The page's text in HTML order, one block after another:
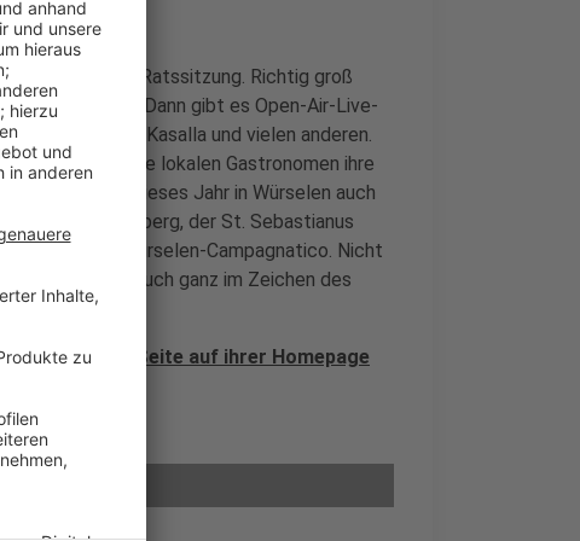
Jubiläums-Ratssitzung. Richtig groß
und 16. Juni. Dann gibt es Open-Air-Live-
Bläck Fööss, Kasalla und vielen anderen.
bieten die lokalen Gastronomen ihre
kommen dieses Jahr in Würselen auch
Scherberg, der St. Sebastianus
Würselen-Campagnatico. Nicht
dieses Mal auch ganz im Zeichen des
eine Extra-Seite auf ihrer Homepage